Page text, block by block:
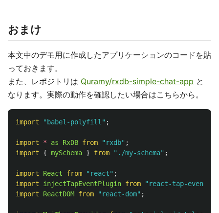
おまけ
本文中のデモ用に作成したアプリケーションのコードを貼
っておきます。
また、レポジトリは Quramy/rxdb-simple-chat-app と
なります。実際の動作を確認したい場合はこちらから。
import " babel-polyfill" ;
import * as RxDB from " rxdb" ;
import
{ mySchema } from " ./my-schema" ;
import React from " react" ;
import
injectTapEventPlugin from " react-tap-event-
import
ReactDOM from " react-dom" ;